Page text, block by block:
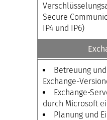
Secure
IP4 und IP6)
Betreuung
Exchange-
Exchange-
durch Microsoft
Planung und